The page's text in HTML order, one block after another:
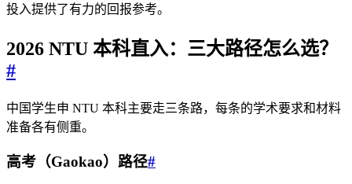
投入提供了有力的回报参考。
2026 NTU 本科直入：三大路径怎么选？
#
中国学生申 NTU 本科主要走三条路，每条的学术要求和材料
准备各有侧重。
高考（Gaokao）路径#